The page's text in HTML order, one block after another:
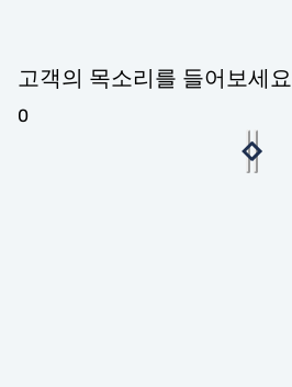
고객의 목소리를 들어보세요
0